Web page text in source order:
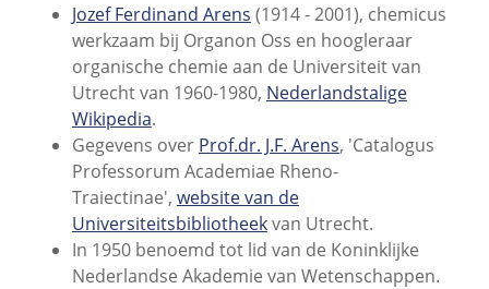
Spring
naar
het
menu
Jozef Ferdinand Arens (1914 - 2001), chemicus
werkzaam bij Organon Oss en hoogleraar
organische chemie aan de Universiteit van
Utrecht van 1960-1980, Nederlandstalige
Wikipedia.
Gegevens over Prof.dr. J.F. Arens, 'Catalogus
Professorum Academiae Rheno-
Traiectinae', website van de
Universiteitsbibliotheekvan Utrecht.
In 1950 benoemd tot lid van de Koninklijke
Nederlandse Akademie van Wetenschappen.